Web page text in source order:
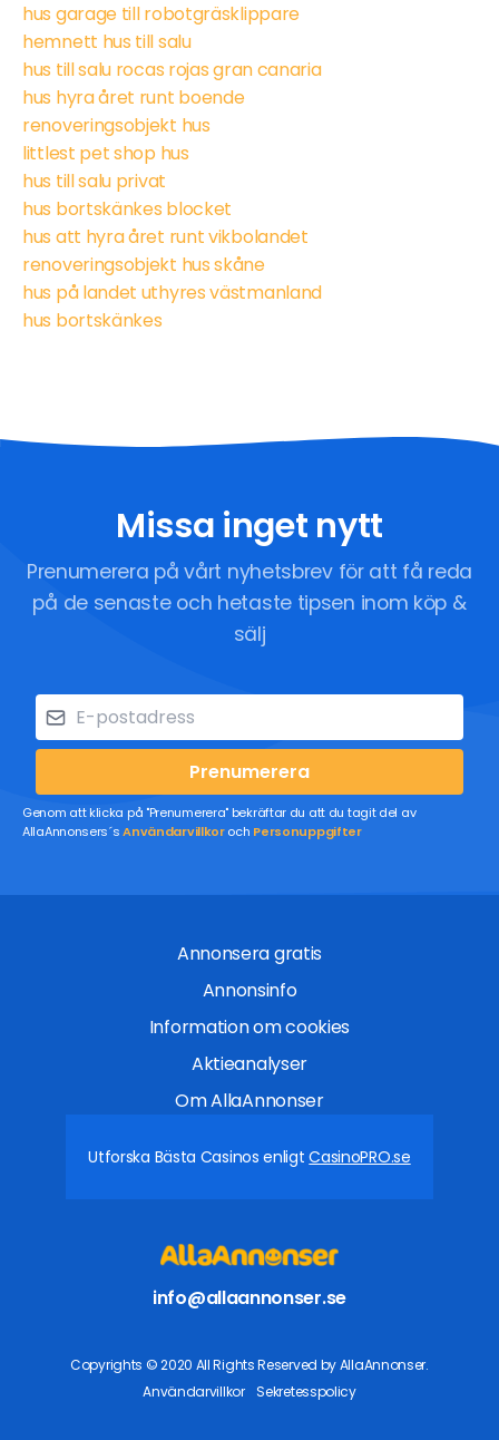
hus garage till robotgräsklippare
hemnett hus till salu
hus till salu rocas rojas gran canaria
hus hyra året runt boende
renoveringsobjekt hus
littlest pet shop hus
hus till salu privat
hus bortskänkes blocket
hus att hyra året runt vikbolandet
renoveringsobjekt hus skåne
hus på landet uthyres västmanland
hus bortskänkes
Missa inget nytt
Prenumerera på vårt nyhetsbrev för att få reda
på de senaste och hetaste tipsen inom köp &
sälj
Prenumerera
Genom att klicka på "Prenumerera" bekräftar du att du tagit del av
AllaAnnonsers´sAnvändarvillkoroch Personuppgifter
Annonsera gratis
Annonsinfo
Information om cookies
Aktieanalyser
Om AllaAnnonser
Utforska Bästa Casinos enligtCasinoPRO.se
info@allaannonser.se
Copyrights © 2020 All Rights Reserved by AllaAnnonser.
Användarvillkor
Sekretesspolicy